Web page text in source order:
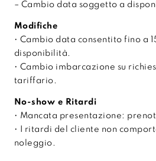
– Cambio data soggetto a
Modifiche
• Cambio data consentito fino a
disponibilità.
• Cambio imbarcazione su
tariffario.
No-show e Ritardi
• Mancata presentazione:
• I ritardi del cliente non
noleggio.